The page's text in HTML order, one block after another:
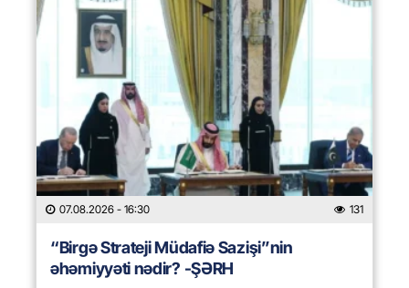
07.08.2026 - 16:30 131
“Birgə Strateji Müdafiə Sazişi”nin
əhəmiyyəti nədir? -ŞƏRH